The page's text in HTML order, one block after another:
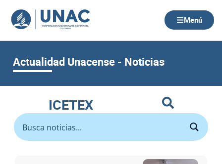
contenido
Menú
Actualidad Unacense - Noticias
ICETEX